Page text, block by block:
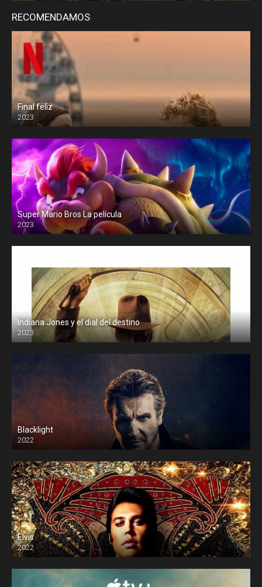
RECOMENDAMOS
Final feliz
2023
Super Mario Bros La película
2023
Indiana Jones y el dial del destino
2023
Blacklight
2022
Elvis
2022